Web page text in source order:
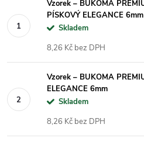
Vzorek – BUKOMA
PÍSKOVÝ ELEGANCE 6mm
Skladem
8,26 Kč bez DPH
Vzorek – BUKOMA
ELEGANCE 6mm
Skladem
8,26 Kč bez DPH